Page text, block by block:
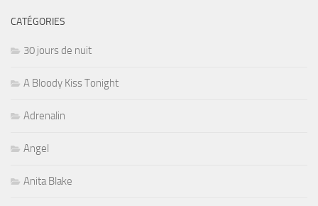
CATÉGORIES
30 jours de nuit
A Bloody Kiss Tonight
Adrenalin
Angel
Anita Blake